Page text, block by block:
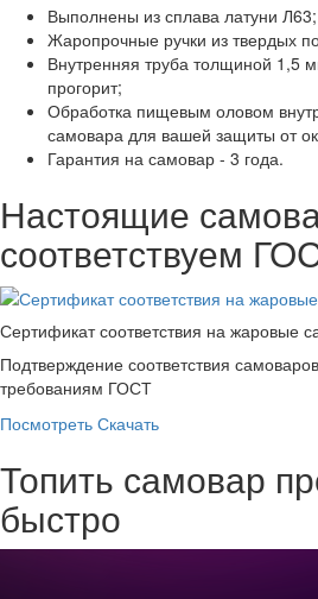
Выполнены из сплава латуни Л63;
Жаропрочные ручки из твердых
Внутренняя труба толщиной 1,5
прогорит;
Обработка пищевым оловом
самовара для вашей защиты от
Гарантия на самовар - 3 года.
Настоящие
соответствуем
Сертификат соответствия на жаровые
Подтверждение соответствия
требованиям ГОСТ
Посмотреть Скачать
Топить самовар
быстро